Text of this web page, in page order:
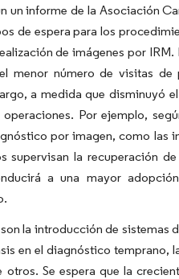
informe de la Asociación
de espera para los
de imágenes por
número de visitas de
a medida que disminuyó
Por ejemplo,
por imagen, como las
la recuperación
a una mayor
la introducción de sistemas
en el diagnóstico temprano,
Se espera que la